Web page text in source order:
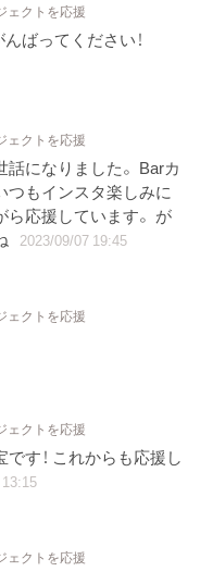
ェクトを応援
ばってください！
ェクトを応援
になりました。 Barカ
つもインスタ楽しみに
ら応援しています。 が
2023/09/07 19:45
ェクトを応援
ェクトを応援
す！ これからも応援し
ェクトを応援